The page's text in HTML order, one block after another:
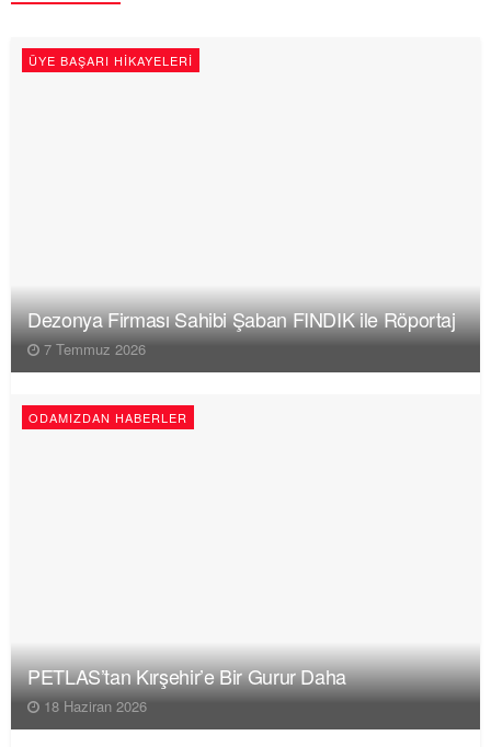
ÜYE BAŞARI HIKAYELERI
Dezonya Firması Sahibi Şaban FINDIK ile Röportaj
7 Temmuz 2026
ODAMIZDAN HABERLER
PETLAS’tan Kırşehir’e Bir Gurur Daha
18 Haziran 2026